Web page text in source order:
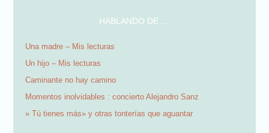
HABLANDO DE …
Una madre – Mis lecturas
Un hijo – Mis lecturas
Caminante no hay camino
Momentos inolvidables : concierto Alejandro Sanz
» Tú tienes más» y otras tonterías que aguantar